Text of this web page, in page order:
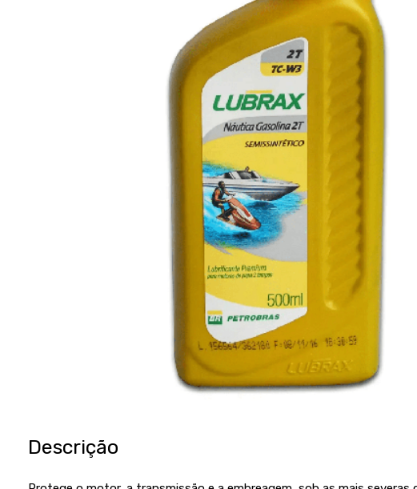
Descrição